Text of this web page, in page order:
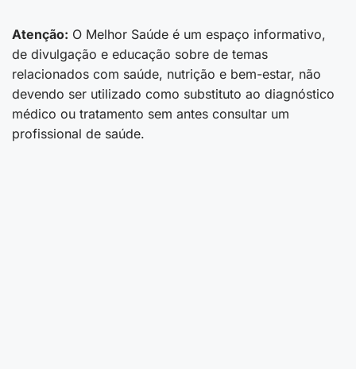
Atenção: O Melhor Saúde é um espaço informativo,
de divulgação e educação sobre de temas
relacionados com saúde, nutrição e bem-estar, não
devendo ser utilizado como substituto ao diagnóstico
médico ou tratamento sem antes consultar um
profissional de saúde.